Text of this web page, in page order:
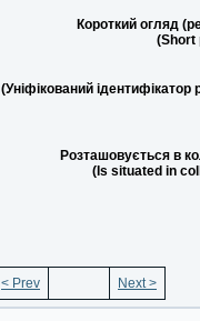
Короткий огляд
(Short
(Уніфікований ідентифікатор
Розташовується в
(Is situated in
< Prev Next >